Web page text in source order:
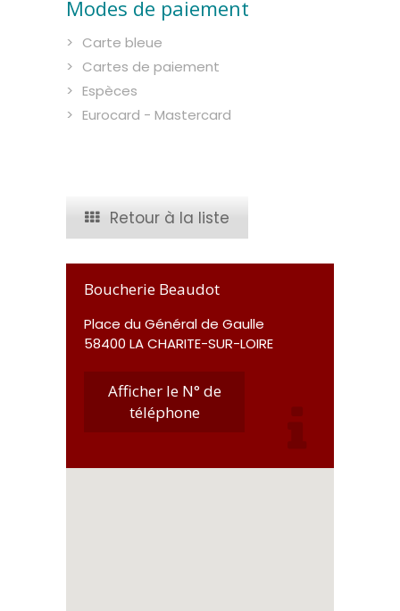
Modes de paiement
Carte bleue
Cartes de paiement
Espèces
Eurocard - Mastercard
Retour à la liste
Boucherie Beaudot
Place du Général de Gaulle
58400 LA CHARITE-SUR-LOIRE
Afficher le N° de
téléphone